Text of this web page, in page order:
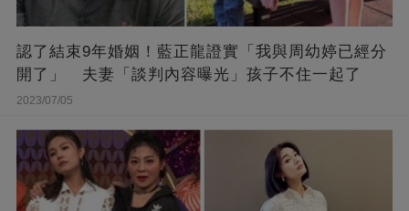
認了結束9年婚姻！藍正龍證實「我與周幼婷已經分
開了」 夫妻「談判內容曝光」孩子不住一起了
2023/07/05